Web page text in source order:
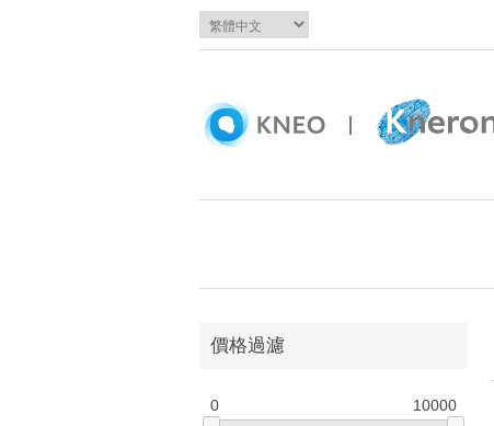
價格過濾
0 10000